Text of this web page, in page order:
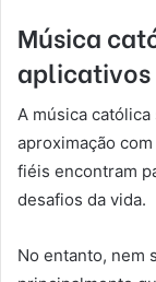
Música
aplicativos
A música
aproximação
fiéis encontram
desafios da vida.
No entanto, nem